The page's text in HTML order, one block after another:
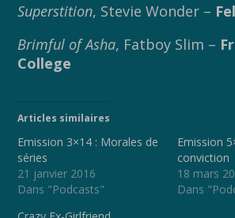
Superstition, Stevie Wonder –
Brimful of Asha, Fatboy Slim –
College
Articles similaires
Emission 3×14 : Morales de
séries
21 janvier 2016
Dans "Podcasts"
Emission
conviction
18 mars
Dans